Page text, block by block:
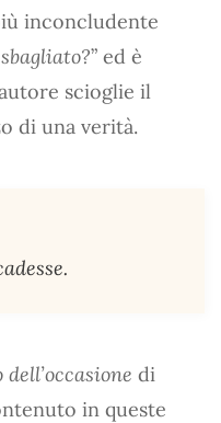
inconcludente
” ed è
scioglie il
di una verità.
dell’occasione di
in queste